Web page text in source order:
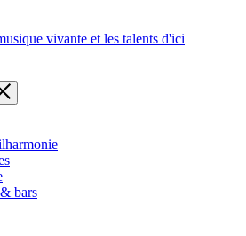
vivante et les talents d'ici
bars